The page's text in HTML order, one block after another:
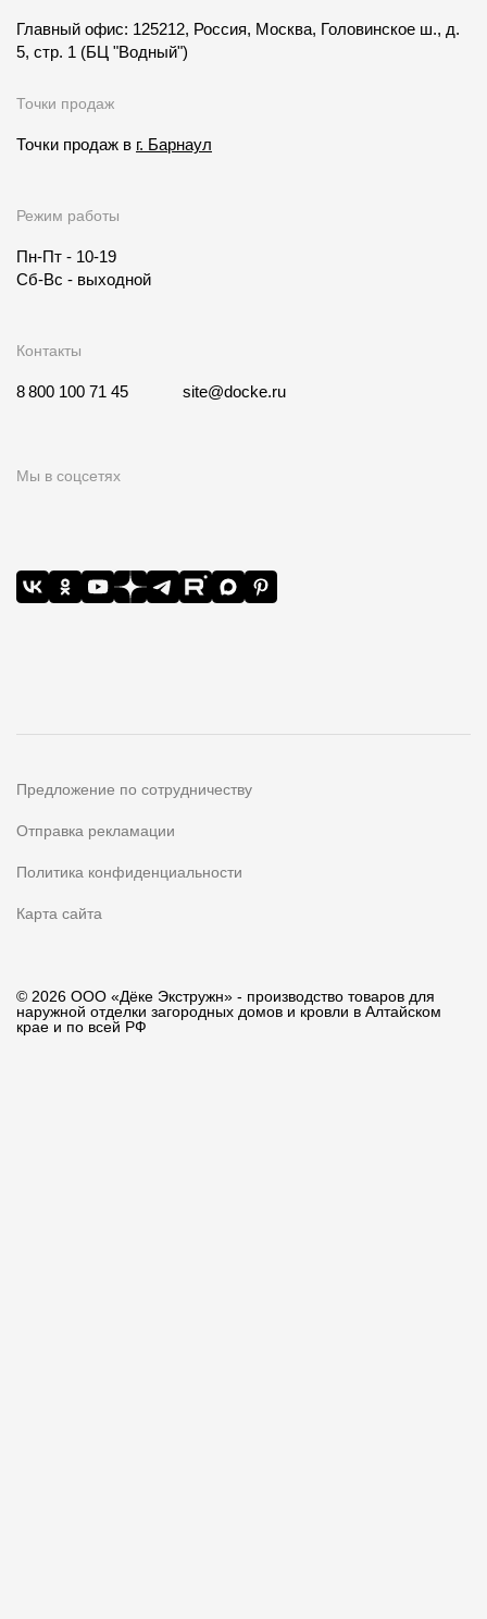
Главный офис: 125212, Россия, Москва, Головинское ш., д.
5, стр. 1 (БЦ "Водный")
Точки продаж
Точки продаж в г. Барнаул
Режим работы
Пн-Пт - 10-19
Сб-Вс - выходной
Контакты
8 800 100 71 45 site@docke.ru
Мы в соцсетях
Предложение по сотрудничеству
Отправка рекламации
Политика конфиденциальности
Карта сайта
© 2026 ООО «Дёке Экстружн» - производство товаров для
наружной отделки загородных домов и кровли в Алтайском
крае и по всей РФ